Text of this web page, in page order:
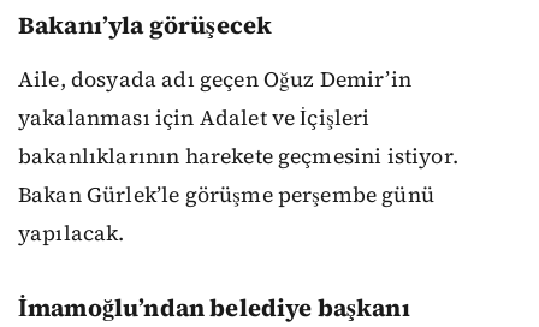
Bakanı’yla görüşecek
Aile, dosyada adı geçen Oğuz Demir’in
yakalanması için Adalet ve İçişleri
bakanlıklarının harekete geçmesini istiyor.
Bakan Gürlek’le görüşme perşembe günü
yapılacak.
İmamoğlu’ndan belediye başkanı